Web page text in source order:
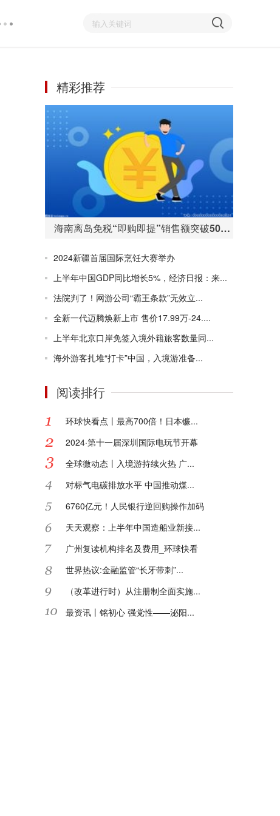
精彩推荐
海南离岛免税“即购即提”销售额突破50亿元 购物人数255万人次
2024新疆首届国际烹饪大赛举办
上半年中国GDP同比增长5%，经济日报：来...
法院判了！网游公司“霸王条款”无效立...
全新一代迈腾焕新上市 售价17.99万-24....
上半年北京口岸免签入境外籍旅客数量同...
海外游客扎堆“打卡”中国，入境游准备...
阅读排行
环球快看点丨最高700倍！日本镰...
2024·第十一届深圳国际电玩节开幕
全球微动态丨入境游持续火热 广...
对标气电碳排放水平 中国推动煤...
6760亿元！人民银行逆回购操作加码
天天观察：上半年中国造船业新接...
广州复读机构排名及费用_环球快看
世界热议:金融监管“长牙带刺”...
（改革进行时）从注册制全面实施...
最资讯丨铭初心 强党性——泌阳...